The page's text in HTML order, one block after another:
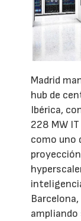
Madrid
hub de
Ibérica,
228 MW
como uno
ampliando